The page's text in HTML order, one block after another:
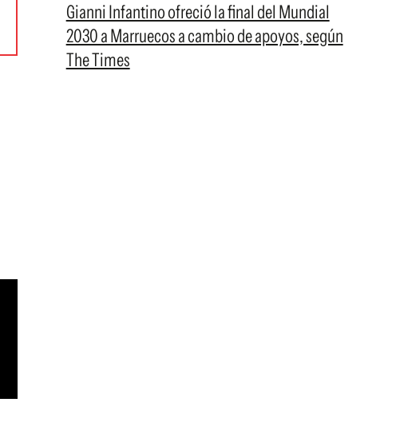
Gianni Infantino ofreció la final del Mundial
2030 a Marruecos a cambio de apoyos, según
The Times